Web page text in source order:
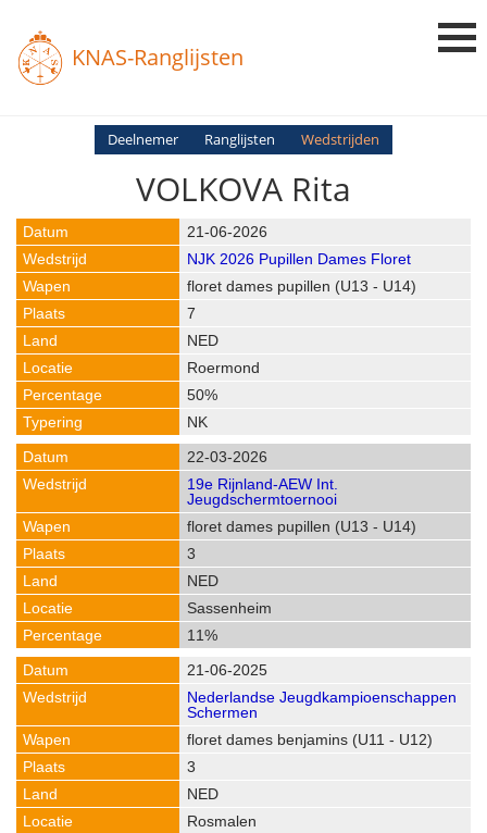
KNAS-Ranglijsten
Login
Uitleg en Vragen
Deelnemer Ranglijsten Wedstrijden
VOLKOVA Rita
21-06-2026
NJK 2026 Pupillen Dames Floret
floret dames pupillen (U13 - U14)
7
NED
Roermond
50%
NK
22-03-2026
19e Rijnland-AEW Int.
Jeugdschermtoernooi
floret dames pupillen (U13 - U14)
3
NED
Sassenheim
11%
21-06-2025
Nederlandse Jeugdkampioenschappen
Schermen
floret dames benjamins (U11 - U12)
3
NED
Rosmalen